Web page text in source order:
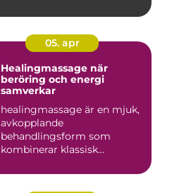
05. apr
Healingmassage när
beröring och energi
samverkar
healingmassage är en mjuk,
avkopplande
behandlingsform som
kombinerar klassisk